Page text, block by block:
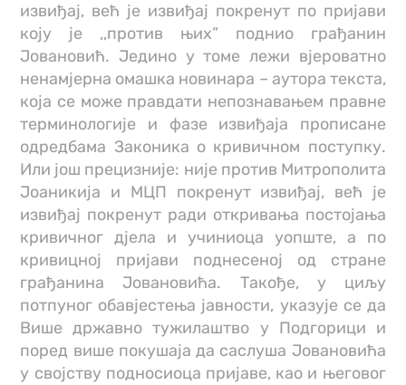
извиђај, већ је извиђај покренут по пријави
коју је ,,против њих” поднио грађанин
Јовановић. Једино у томе лежи вјероватно
ненамјерна омашка новинара – аутора текста,
која се може правдати непознавањем правне
терминологије и фазе извиђаја прописане
одредбама Законика о кривичном поступку.
Или још прецизније: није против Митрополита
Јоаникија и МЦП покренут извиђај, већ је
извиђај покренут ради откривања постојања
кривичног дјела и учиниоца уопште, а по
кривицној пријави поднесеној од стране
грађанина Јовановића. Такође, у циљу
потпуног обавјестења јавности, указује се да
Више државно тужилаштво у Подгорици и
поред више покушаја да саслуша Јовановића
у својству подносиоца пријаве, као и његовог